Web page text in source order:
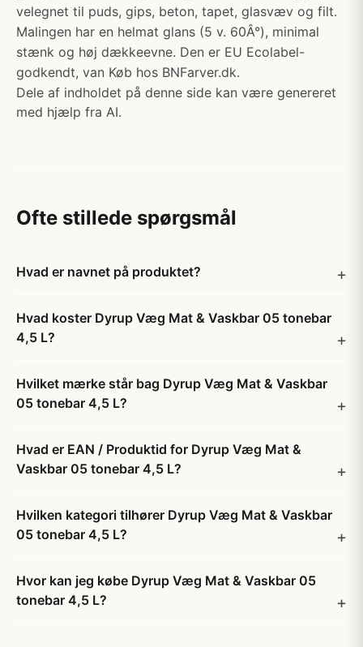
velegnet til puds, gips, beton, tapet, glasvæv og filt.
Malingen har en helmat glans (5 v. 60Â°), minimal
stænk og høj dækkeevne. Den er EU Ecolabel-
godkendt, van Køb hos BNFarver.dk.
Dele af indholdet på denne side kan være genereret
med hjælp fra AI.
Ofte stillede spørgsmål
Hvad er navnet på produktet?
Hvad koster Dyrup Væg Mat & Vaskbar 05 tonebar
4,5 L?
Hvilket mærke står bag Dyrup Væg Mat & Vaskbar
05 tonebar 4,5 L?
Hvad er EAN / Produktid for Dyrup Væg Mat &
Vaskbar 05 tonebar 4,5 L?
Hvilken kategori tilhører Dyrup Væg Mat & Vaskbar
05 tonebar 4,5 L?
Hvor kan jeg købe Dyrup Væg Mat & Vaskbar 05
tonebar 4,5 L?